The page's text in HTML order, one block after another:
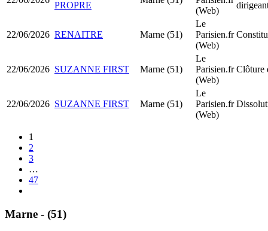
PROPRE
(Web)
22/06/2026 RENAITRE Marne (51)
Le
Parisien.fr
(Web)
22/06/2026 SUZANNE FIRST Marne (51)
Le
Parisien.fr
(Web)
Clôture
22/06/2026 SUZANNE FIRST Marne (51)
Le
Parisien.fr
(Web)
1
2
3
…
47
Marne - (51)